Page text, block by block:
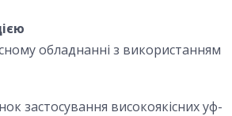
обладнанні з використанням
застосування високоякісних уф-